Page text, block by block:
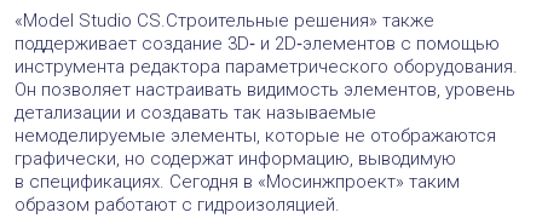
«Model Studio CS.Строительные решения» также
поддерживает создание 3D‑ и 2D‑элементов с помощью
инструмента редактора параметрического оборудования.
Он позволяет настраивать видимость элементов, уровень
детализации и создавать так называемые
немоделируемые элементы, которые не отображаются
графически, но содержат информацию, выводимую
в спецификациях. Сегодня в «Мосинжпроект» таким
образом работают с гидроизоляцией.